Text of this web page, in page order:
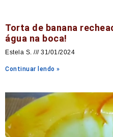
Torta de banana
água na boca!
Estela S. 31/01/2024
Continuar lendo »